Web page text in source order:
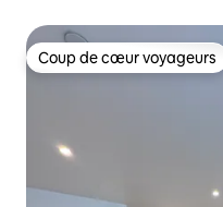
Coup de cœur voyageurs
Coup de cœur voyageurs